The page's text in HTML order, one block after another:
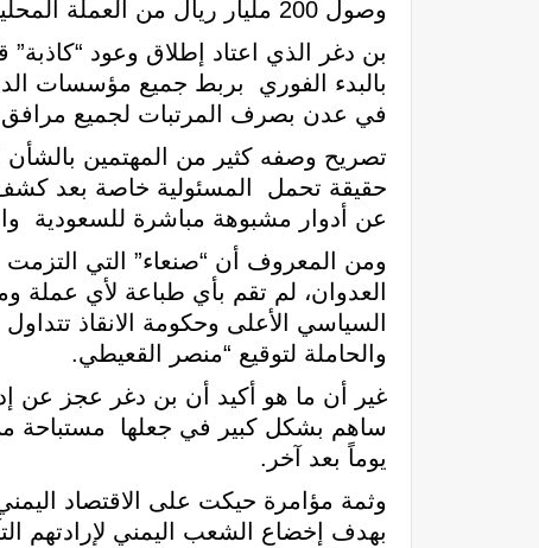
وصول 200 مليار ريال من العملة المحلية الجديدة المطبوعة في روسيا إلى عدن.
بن دغر الذي اعتاد إطلاق وعود
بالبدء الفوري بربط جميع مؤسسات
في عدن بصرف المرتبات لجميع مرافق
تصريح وصفه كثير من المهتمين
حقيقة تحمل المسئولية خاصة بعد
عن أدوار مشبوهة مباشرة للسعودية
ومن المعروف أن “صنعاء” التي
العدوان، لم تقم بأي طباعة لأي عملة
السياسي الأعلى وحكومة الانقاذ
والحاملة لتوقيع “منصر القعيطي.
غير أن ما هو أكيد أن بن دغر عجز عن
ساهم بشكل كبير في جعلها مستباحة
يوماً بعد آخر.
وثمة مؤامرة حيكت على الاقتصاد
بهدف إخضاع الشعب اليمني لإرادتهم